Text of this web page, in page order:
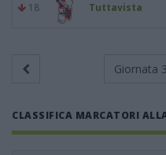
18 Tuttavista
Giornata 3
CLASSIFICA MARCATORI